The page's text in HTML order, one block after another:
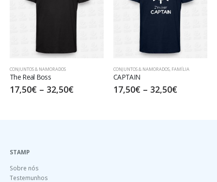
€
CONJUNTOS & NAMORADOS FAMÍLIA
17,50 €
CONJUNTOS & NAMORADOS
15,00
STAMP
Sobre nós
Testemunhos